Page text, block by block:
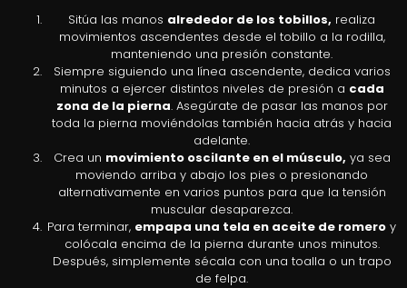
Sitúa las manos alrededor de los tobillos, realiza
movimientos ascendentes desde el tobillo a la rodilla,
manteniendo una presión constante.
Siempre siguiendo una línea ascendente, dedica varios
minutos a ejercer distintos niveles de presión a cada
zona de la pierna. Asegúrate de pasar las manos por
toda la pierna moviéndolas también hacia atrás y hacia
adelante.
Crea un movimiento oscilante en el músculo, ya sea
moviendo arriba y abajo los pies o presionando
alternativamente en varios puntos para que la tensión
muscular desaparezca.
Para terminar, empapa una tela en aceite de romero y
colócala encima de la pierna durante unos minutos.
Después, simplemente sécala con una toalla o un trapo
de felpa.